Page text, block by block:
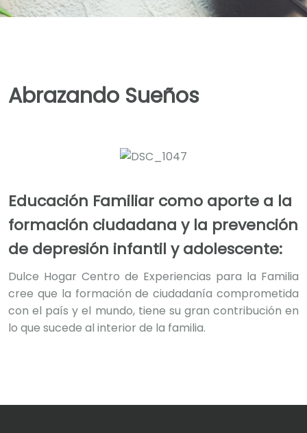
Abrazando Sueños
Educación Familiar como aporte a la
formación ciudadana y la prevención
de depresión infantil y adolescente:
Dulce Hogar Centro de Experiencias para la Familia
cree que la formación de ciudadanía comprometida
con el país y el mundo, tiene su gran contribución en
lo que sucede al interior de la familia.